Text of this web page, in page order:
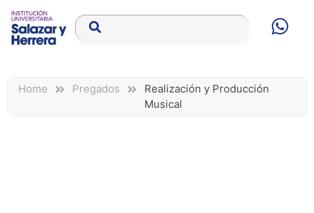
Home Pregados
Realización y Producción
Musical